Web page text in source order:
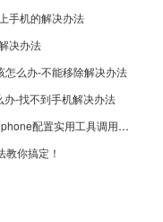
手机的解决办法
决办法
么办-不能移除解决办法
-找不到手机解决办法
iphone配置实用工具调用的目标发生了异常-iphone配置实用工具调用的目标发生了异常的处理方法
你搞定！